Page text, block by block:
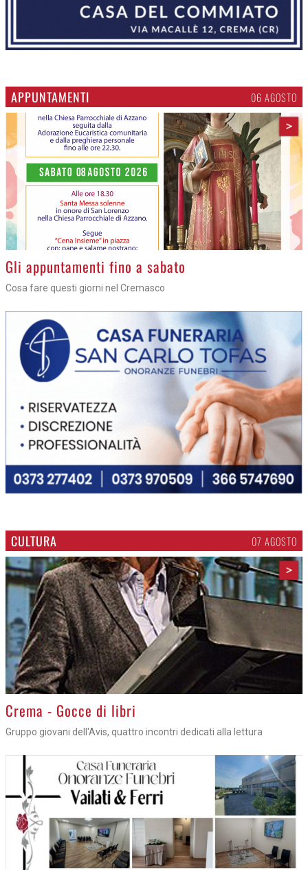
APPUNTAMENTI 06 AGOSTO
>
Gli appuntamenti fino a sabato
Cosa fare questi giorni nel Cremasco
CULTURA 07 AGOSTO
>
Crema - Gocce di libri
Gruppo giovani dell'Avis, quattro incontri dedicati alla lettura